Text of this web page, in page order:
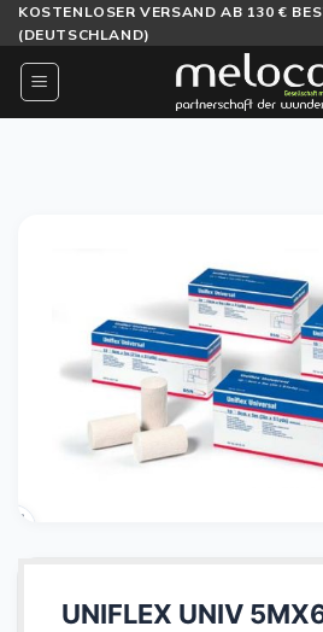
Zum
Inhalt
springen
KOSTENLOSER VERSAND AB 130 €
(DEUTSCHLAND)
UNIFLEX UNIV